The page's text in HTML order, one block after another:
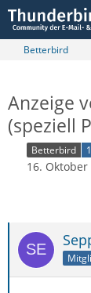
Betterbird
Anzeige
(speziell
Betterbird
16.